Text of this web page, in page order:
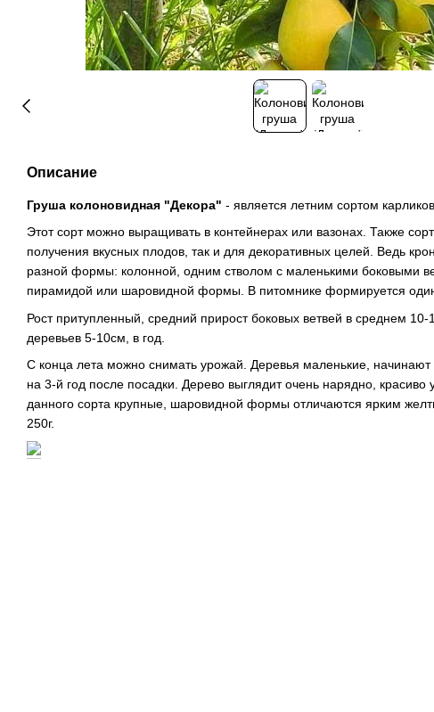
Описание
Груша колоновидная "Декора" - является летним сортом
Этот сорт можно выращивать в контейнерах или вазонах. Также
получения вкусных плодов, так и для декоративных целей. Ведь
разной формы: колонной, одним стволом с маленькими боковыми
пирамидой или шаровидной формы. В питомнике формируется
Рост притупленный, средний прирост боковых ветвей в среднем
деревьев 5-10см, в год.
С конца лета можно снимать урожай. Деревья маленькие, начинают
на 3-й год после посадки. Дерево выглядит очень нарядно,
данного сорта крупные, шаровидной формы отличаются ярким
250г.